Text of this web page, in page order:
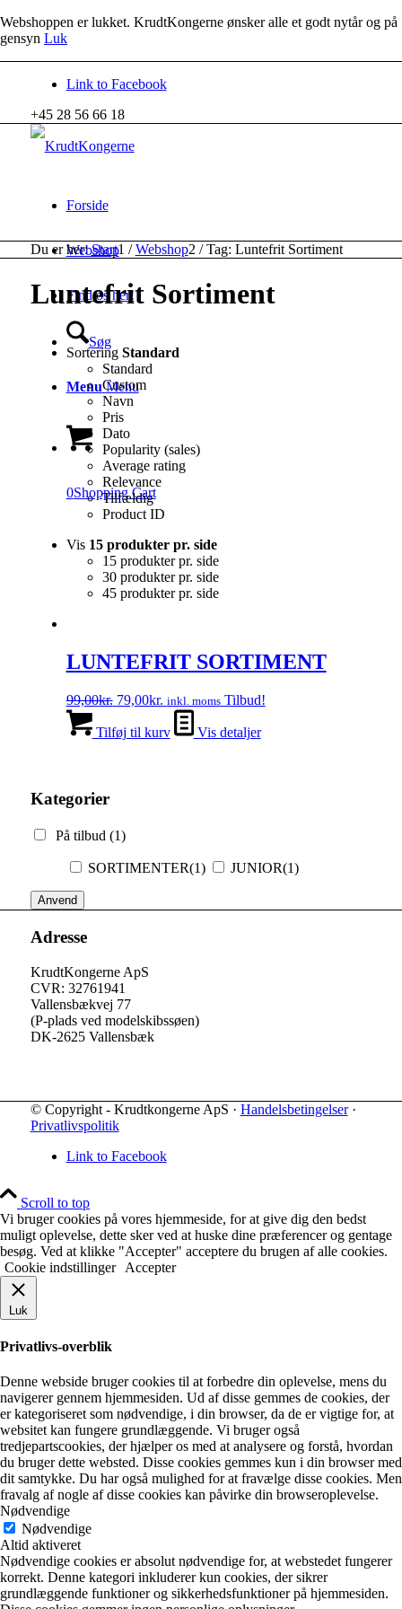
Webshoppen er lukket. KrudtKongerne ønsker alle et godt nytår og på
gensyn Luk
Link to Facebook
+45 28 56 66 18
Forside
Webshop
Find os her!
Søg
Menu Menu
0Shopping Cart
Du er her: Start1 / Webshop2 / Tag: Luntefrit Sortiment
Luntefrit Sortiment
Sortering Standard
Standard
Custom
Navn
Pris
Dato
Popularity (sales)
Average rating
Relevance
Tilfældig
Product ID
Vis 15 produkter pr. side
15 produkter pr. side
30 produkter pr. side
45 produkter pr. side
LUNTEFRIT SORTIMENT
99,00kr. Den
oprindelige
pris
79,00kr. Den
aktuelle
pris
inkl. moms Tilbud!
Tilføj til kurv Vis detaljer
Kategorier
På tilbud (1)
SORTIMENTER(1) JUNIOR(1)
Anvend
Adresse
KrudtKongerne ApS
CVR: 32761941
Vallensbækvej 77
(P-plads ved modelskibssøen)
DK-2625 Vallensbæk
© Copyright - Krudtkongerne ApS · Handelsbetingelser·
Privatlivspolitik
Link to Facebook
Scroll to top
Vi bruger cookies på vores hjemmeside, for at give dig den bedst
muligt oplevelse, dette sker ved at huske dine præferencer og gentage
besøg. Ved at klikke "Accepter" acceptere du brugen af alle cookies.
Cookie indstillinger
Accepter
Luk
Privatlivs-overblik
Denne webside bruger cookies til at forbedre din oplevelse, mens du
navigerer gennem hjemmesiden. Ud af disse gemmes de cookies, der
er kategoriseret som nødvendige, i din browser, da de er vigtige for, at
websitet kan fungere grundlæggende. Vi bruger også
tredjepartscookies, der hjælper os med at analysere og forstå, hvordan
du bruger dette websted. Disse cookies gemmes kun i din browser med
dit samtykke. Du har også mulighed for at fravælge disse cookies. Men
fravalg af nogle af disse cookies kan påvirke din browseroplevelse.
Nødvendige
Nødvendige
Altid aktiveret
Nødvendige cookies er absolut nødvendige for, at webstedet fungerer
korrekt. Denne kategori inkluderer kun cookies, der sikrer
grundlæggende funktioner og sikkerhedsfunktioner på hjemmesiden.